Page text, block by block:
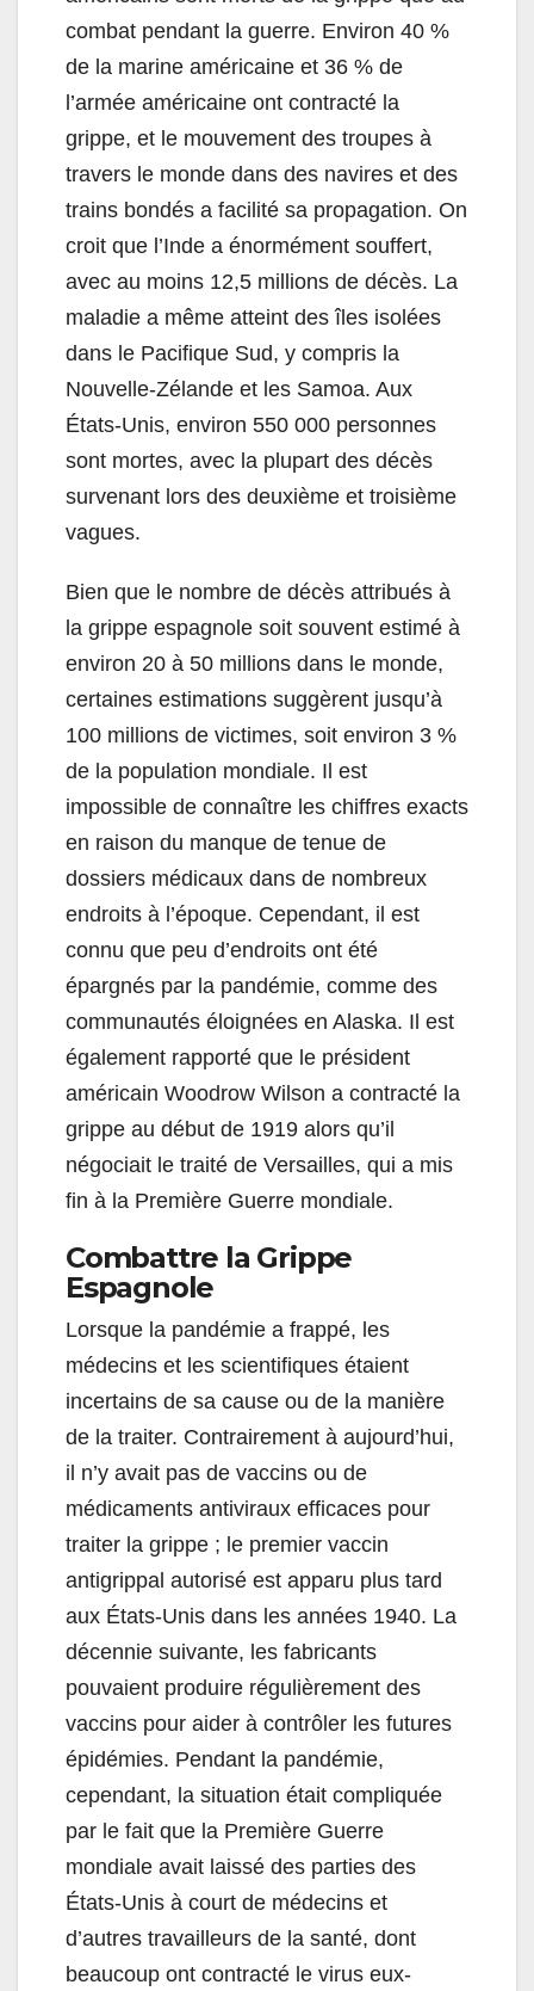
combat pendant la guerre. Environ 40 %
de la marine américaine et 36 % de
l’armée américaine ont contracté la
grippe, et le mouvement des troupes à
travers le monde dans des navires et des
trains bondés a facilité sa propagation. On
croit que l’Inde a énormément souffert,
avec au moins 12,5 millions de décès. La
maladie a même atteint des îles isolées
dans le Pacifique Sud, y compris la
Nouvelle-Zélande et les Samoa. Aux
États-Unis, environ 550 000 personnes
sont mortes, avec la plupart des décès
survenant lors des deuxième et troisième
vagues.
Bien que le nombre de décès attribués à
la grippe espagnole soit souvent estimé à
environ 20 à 50 millions dans le monde,
certaines estimations suggèrent jusqu’à
100 millions de victimes, soit environ 3 %
de la population mondiale. Il est
impossible de connaître les chiffres exacts
en raison du manque de tenue de
dossiers médicaux dans de nombreux
endroits à l’époque. Cependant, il est
connu que peu d’endroits ont été
épargnés par la pandémie, comme des
communautés éloignées en Alaska. Il est
également rapporté que le président
américain Woodrow Wilson a contracté la
grippe au début de 1919 alors qu’il
négociait le traité de Versailles, qui a mis
fin à la Première Guerre mondiale.
Combattre la Grippe
Espagnole
Lorsque la pandémie a frappé, les
médecins et les scientifiques étaient
incertains de sa cause ou de la manière
de la traiter. Contrairement à aujourd’hui,
il n’y avait pas de vaccins ou de
médicaments antiviraux efficaces pour
traiter la grippe ; le premier vaccin
antigrippal autorisé est apparu plus tard
aux États-Unis dans les années 1940. La
décennie suivante, les fabricants
pouvaient produire régulièrement des
vaccins pour aider à contrôler les futures
épidémies. Pendant la pandémie,
cependant, la situation était compliquée
par le fait que la Première Guerre
mondiale avait laissé des parties des
États-Unis à court de médecins et
d’autres travailleurs de la santé, dont
beaucoup ont contracté le virus eux-